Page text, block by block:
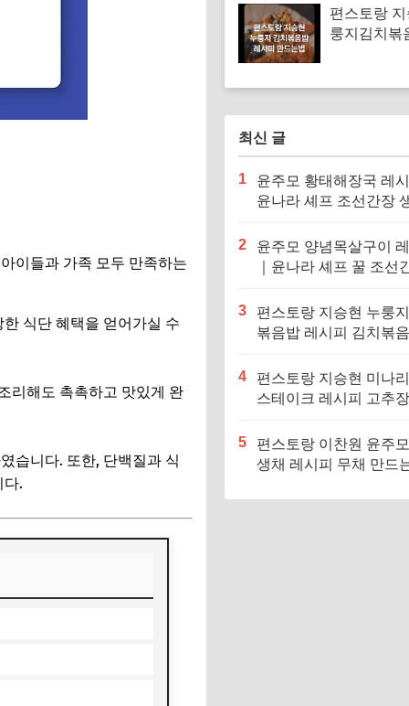
이들과 가족 모두 만족하는
식단 혜택을 얻어가실 수
리해도 촉촉하고 맛있게 완
습니다. 또한, 단백질과 식
다.
메뉴·가격·
편스토랑
룽지김치볶
최신 글
1
윤주모 황태해장국 레
윤나라 셰프 조선간장
2
윤주모 양념목살구이
｜윤나라 셰프 꿀 조선
3
편스토랑 지승현 누룽
볶음밥 레시피 김치볶
4
편스토랑 지승현 미나
스테이크 레시피 고추
5
편스토랑 이찬원 윤주
생채 레시피 무채 만드